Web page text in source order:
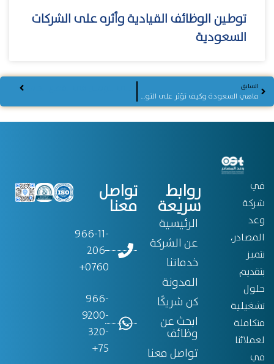
توطين الوظائف القيادية وأثره على الشركات
السعودية
السابق
ماهي السعودة وكيف تؤثر على التوظيف في السعودية
في
شركة
وعد
المصادر،
نتميز
بتقديم
حلول
تشغيلية
متكاملة
لعملائنا
في
روابط
سريعة
الرئيسية
عن الشركة
خدماتنا
المدونة
كن شريكًا
ابحث عن
وظائف
تواصل معنا
تواصل
معنا
966-11-
206-
0760+
966-
9200-
320-
75+